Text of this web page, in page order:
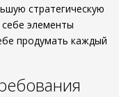
стратегическую
элементы
продумать каждый